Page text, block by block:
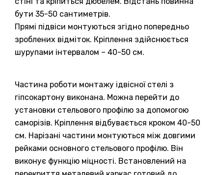
бути 35-50 сантиметрів.
Прямі підвіси монтуються згідно попередньо
зроблених відміток. Кріплення здійснюється
шурупами інтервалом – 40-50 см.
Частина роботи монтажу ідвісної стелі з
гіпсокартону виконана. Можна перейти до
установки стельового профілю за допомогою
саморізів. Кріплення відбувається кроком 40-50
см. Нарізані частини монтуються між довгими
рейками основного стельового профілю. Він
виконує функцію міцності. Встановлений на